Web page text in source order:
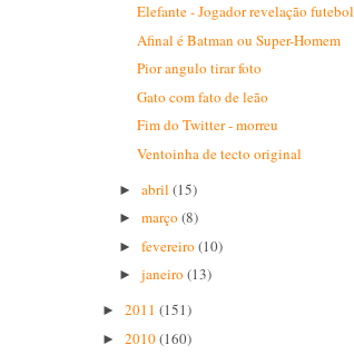
Elefante - Jogador revelação futebol
Afinal é Batman ou Super-Homem
Pior angulo tirar foto
Gato com fato de leão
Fim do Twitter - morreu
Ventoinha de tecto original
►abril(15)
►março(8)
►fevereiro(10)
►janeiro(13)
► 2011 (151)
► 2010(160)